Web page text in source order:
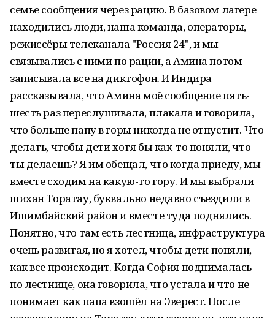
семье сообщения через рацию. В базовом лагере
находились люди, наша команда, операторы,
режиссёры телеканала "Россия 24", и мы
связывались с ними по рации, а Амина потом
записывала все на диктофон. И Индира
рассказывала, что Амина моё сообщение пять-
шесть раз переслушивала, плакала и говорила,
что больше папу в горы никогда не отпустит. Что
делать, чтобы дети хотя бы как-то поняли, что
ты делаешь? Я им обещал, что когда приеду, мы
вместе сходим на какую-то гору. И мы выбрали
шихан Торатау, буквально недавно съездили в
Ишимбайский район и вместе туда поднялись.
Понятно, что там есть лестница, инфраструктура
очень развитая, но я хотел, чтобы дети поняли,
как все происходит. Когда София поднималась
по лестнице, она говорила, что устала и что не
понимает как папа взошёл на Эверест. После